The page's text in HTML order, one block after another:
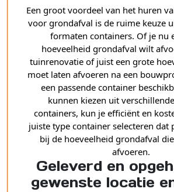
Een groot voordeel van het huren
voor grondafval is de ruime keuze
formaten containers. Of je nu
hoeveelheid grondafval wilt
tuinrenovatie of juist een grote
moet laten afvoeren na een
een passende container
kunnen kiezen uit
containers, kun je efficiënt en
juiste type container selecteren dat
bij de hoeveelheid grondafval
afvoeren.
Geleverd en
gewenste locatie